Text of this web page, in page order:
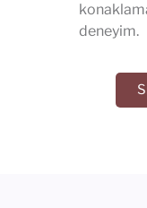
deneyim.